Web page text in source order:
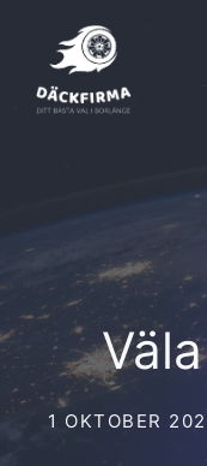
innehåll
1 OKTOBER